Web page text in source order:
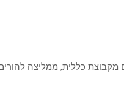
מקבוצת כללית, ממליצה